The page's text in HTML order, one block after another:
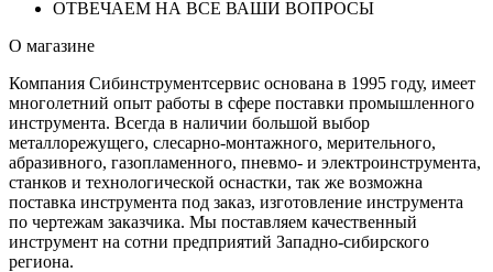
ОТВЕЧАЕМ НА ВСЕ ВАШИ ВОПРОСЫ
О магазине
Компания Сибинструментсервис основана в 1995 году, имеет
многолетний опыт работы в сфере поставки промышленного
инструмента. Всегда в наличии большой выбор
металлорежущего, слесарно-монтажного, мерительного,
абразивного, газопламенного, пневмо- и электроинструмента,
станков и технологической оснастки, так же возможна
поставка инструмента под заказ, изготовление инструмента
по чертежам заказчика. Мы поставляем качественный
инструмент на сотни предприятий Западно-сибирского
региона.